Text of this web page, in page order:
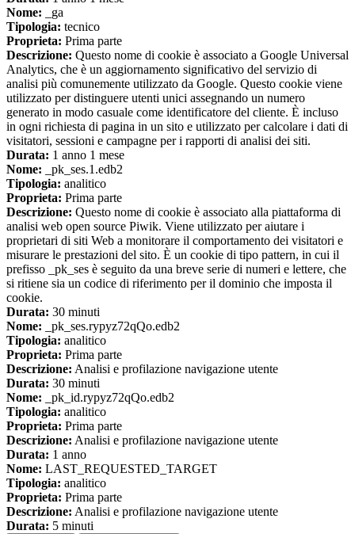
Nome: _ga
Tipologia: tecnico
Proprieta: Prima parte
Descrizione: Questo nome di cookie è associato a Google Universal
Analytics, che è un aggiornamento significativo del servizio di
analisi più comunemente utilizzato da Google. Questo cookie viene
utilizzato per distinguere utenti unici assegnando un numero
generato in modo casuale come identificatore del cliente. È incluso
in ogni richiesta di pagina in un sito e utilizzato per calcolare i dati di
visitatori, sessioni e campagne per i rapporti di analisi dei siti.
Durata: 1 anno 1 mese
Nome: _pk_ses.1.edb2
Tipologia: analitico
Proprieta: Prima parte
Descrizione: Questo nome di cookie è associato alla piattaforma di
analisi web open source Piwik. Viene utilizzato per aiutare i
proprietari di siti Web a monitorare il comportamento dei visitatori e
misurare le prestazioni del sito. È un cookie di tipo pattern, in cui il
prefisso _pk_ses è seguito da una breve serie di numeri e lettere, che
si ritiene sia un codice di riferimento per il dominio che imposta il
cookie.
Durata: 30 minuti
Nome: _pk_ses.rypyz72qQo.edb2
Tipologia: analitico
Proprieta: Prima parte
Descrizione: Analisi e profilazione navigazione utente
Durata: 30 minuti
Nome: _pk_id.rypyz72qQo.edb2
Tipologia: analitico
Proprieta: Prima parte
Descrizione: Analisi e profilazione navigazione utente
Durata: 1 anno
Nome: LAST_REQUESTED_TARGET
Tipologia: analitico
Proprieta: Prima parte
Descrizione: Analisi e profilazione navigazione utente
Durata: 5 minuti